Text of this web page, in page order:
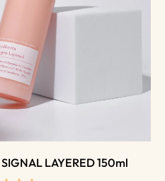
LAYERED 150ml